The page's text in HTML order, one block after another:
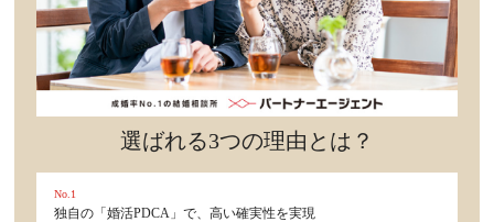
カルチャー・トレンド・芸能
驚き
選ばれる3つの理由とは？
No.1
独自の「婚活PDCA」で、高い確実性を実現